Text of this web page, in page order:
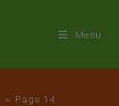
Menu
> Page 14